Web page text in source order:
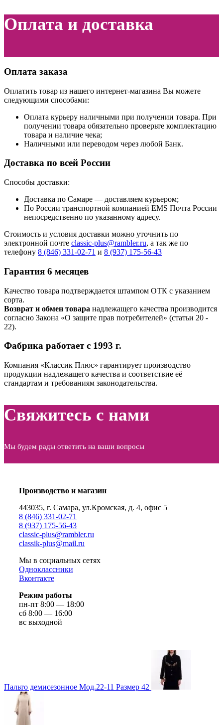
Оплата и доставка
Оплата заказа
Оплатить товар из нашего интернет-магазина Вы можете
следующими способами:
Оплата курьеру наличными при получении товара. При
получении товара обязательно проверьте комплектацию
товара и наличие чека;
Наличными или переводом через любой Банк.
Доставка по всей России
Способы доставки:
Доставка по Самаре — доставляем курьером;
По России транспортной компанией EMS Почта России
непосредственно по указанному адресу.
Стоимость и условия доставки можно уточнить по
электронной почте classic-plus@rambler.ru, а так же по
телефону 8 (846) 331-02-71 и 8 (937) 175-56-43
Гарантия 6 месяцев
Качество товара подтверждается штампом ОТК с указанием
сорта.
Возврат и обмен товара надлежащего качества производится
согласно Закона «О защите прав потребителей» (статьи 20 ‑
22).
Фабрика работает с 1993 г.
Компания «Классик Плюс» гарантирует производство
продукции надлежащего качества и соответствие её
стандартам и требованиям законодательства.
Свяжитесь с нами
Мы будем рады ответить на ваши вопросы
Производство и магазин
443035, г. Самара, ул.Кромская, д. 4, офис 5
8 (846) 331-02-71
8 (937) 175-56-43
сlassic-plus@rambler.ru
classik-plus@mail.ru
Мы в социальных сетях
Одноклассники
Вконтакте
Режим работы
пн-пт 8:00 — 18:00
сб 8:00 — 16:00
вс выходной
Пальто демисезонное Мод.22-11 Размер 42